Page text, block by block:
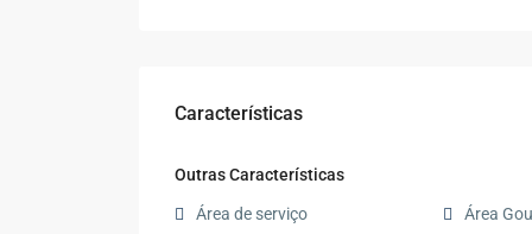
Características
Outras Características
Área de serviço
Área